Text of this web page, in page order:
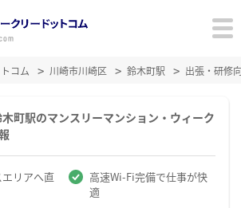
コム 川崎市川崎区 鈴木町駅 出張・研修
町駅のマンスリーマンション・ウィーク
リアへ直
高速Wi-Fi完備で仕事が快
適